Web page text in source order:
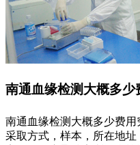
南通血缘检测大概多少
南通血缘检测大概多少费
采取方式，样本，所在地